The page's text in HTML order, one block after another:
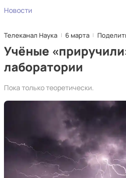
Новости
Телеканал Наука 6 марта
Учёные
лаборатории
Пока только теоретически.